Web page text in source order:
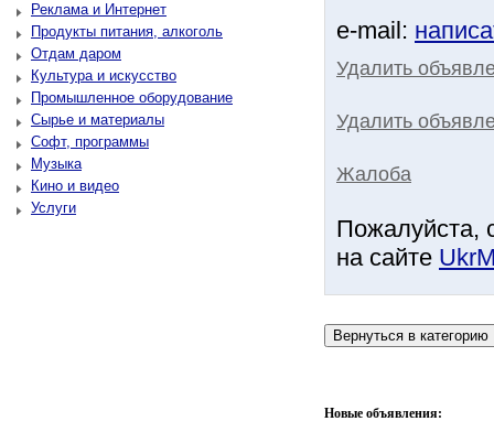
Реклама и Интернет
Продукты питания, алкоголь
Отдам даром
Культура и искусство
Промышленное оборудование
Сырье и материалы
Софт, программы
Музыка
Кино и видео
Услуги
e-mail:
Удалить
Удалить
Жалоба
Пожалуйста,
на сайте
Новые объявления: